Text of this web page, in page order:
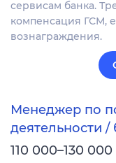
сервисам банка.
компенсация ГСМ,
вознаграждения.
Менеджер по
деятельности /
110 000–130 000